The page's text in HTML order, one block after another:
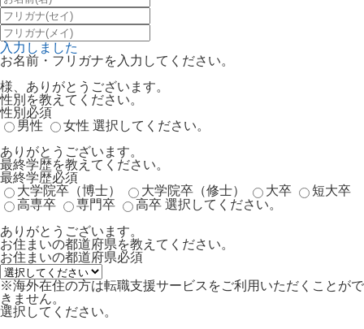
入力しました
お名前・フリガナを入力してください。
様、ありがとうございます。
性別を教えてください。
性別 必須
男性
女性 選択してください。
ありがとうございます。
最終学歴を教えてください。
最終学歴必須
大学院卒（博士）
大学院卒（修士） 大卒
短大卒
高専卒
専門卒 高卒 選択してください。
ありがとうございます。
お住まいの都道府県を教えてください。
お住まいの都道府県必須
※海外在住の方は転職支援サービスをご利用いただくことがで
きません。
選択してください。